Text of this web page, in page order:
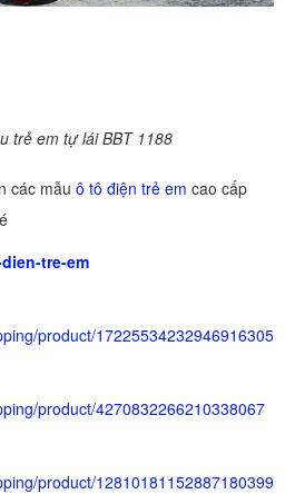
trẻ em tự lái BBT 1188
các mẫu ô tô điện trẻ em cao cấp
tre-em
product/17225534232946916305
product/4270832266210338067
product/12810181152887180399